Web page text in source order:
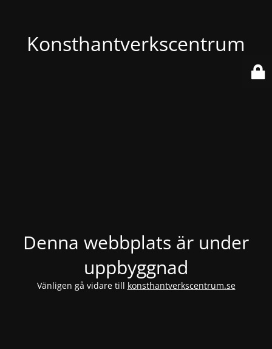
Konsthantverkscentrum
Denna webbplats är under
uppbyggnad
Vänligen gå vidare till konsthantverkscentrum.se